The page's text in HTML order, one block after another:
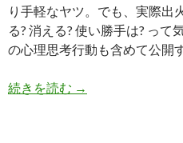
り手軽なヤツ。でも、実際出
る? 消える? 使い勝手は? っ
の心理思考行動も含めて公開
続きを読む 【リアル火事】天
→